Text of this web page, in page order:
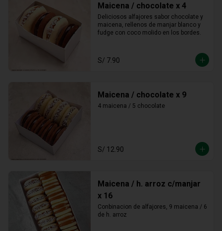
Maicena / chocolate x 4
Deliciosos alfajores sabor chocolate y
maicena, rellenos de manjar blanco y
fudge con coco molido en los bordes.
S/ 7.90
Maicena / chocolate x 9
4 maicena / 5 chocolate
S/ 12.90
Maicena / h. arroz c/manjar
x 16
Conbinacion de alfajores, 9 maicena / 6
de h. arroz